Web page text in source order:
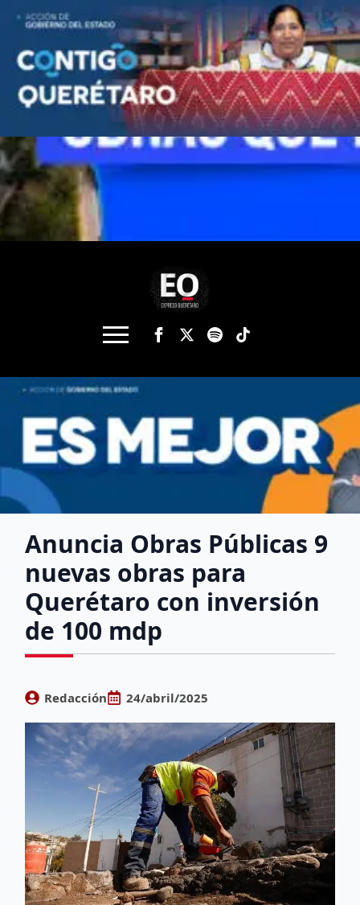
Anuncia Obras Públicas 9
nuevas obras para
Querétaro con inversión
de 100 mdp
Redacción 24/abril/2025